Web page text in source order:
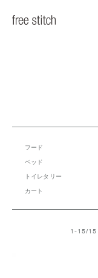
フード
ベッド
トイレタリー
カート
1 - 15/ 15